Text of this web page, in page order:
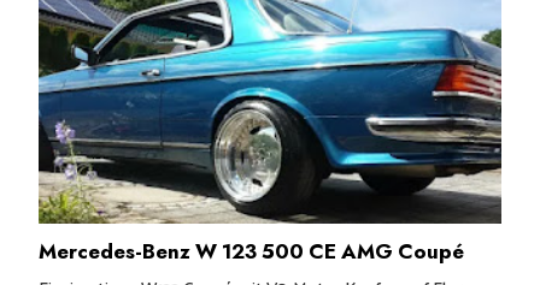
Mercedes-Benz W 123 500 CE AMG Coupé